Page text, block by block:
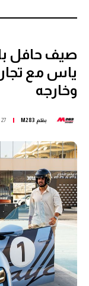
صيف حافل
ياس مع
وخارجه
بقلم M283 27 يوليو 2026